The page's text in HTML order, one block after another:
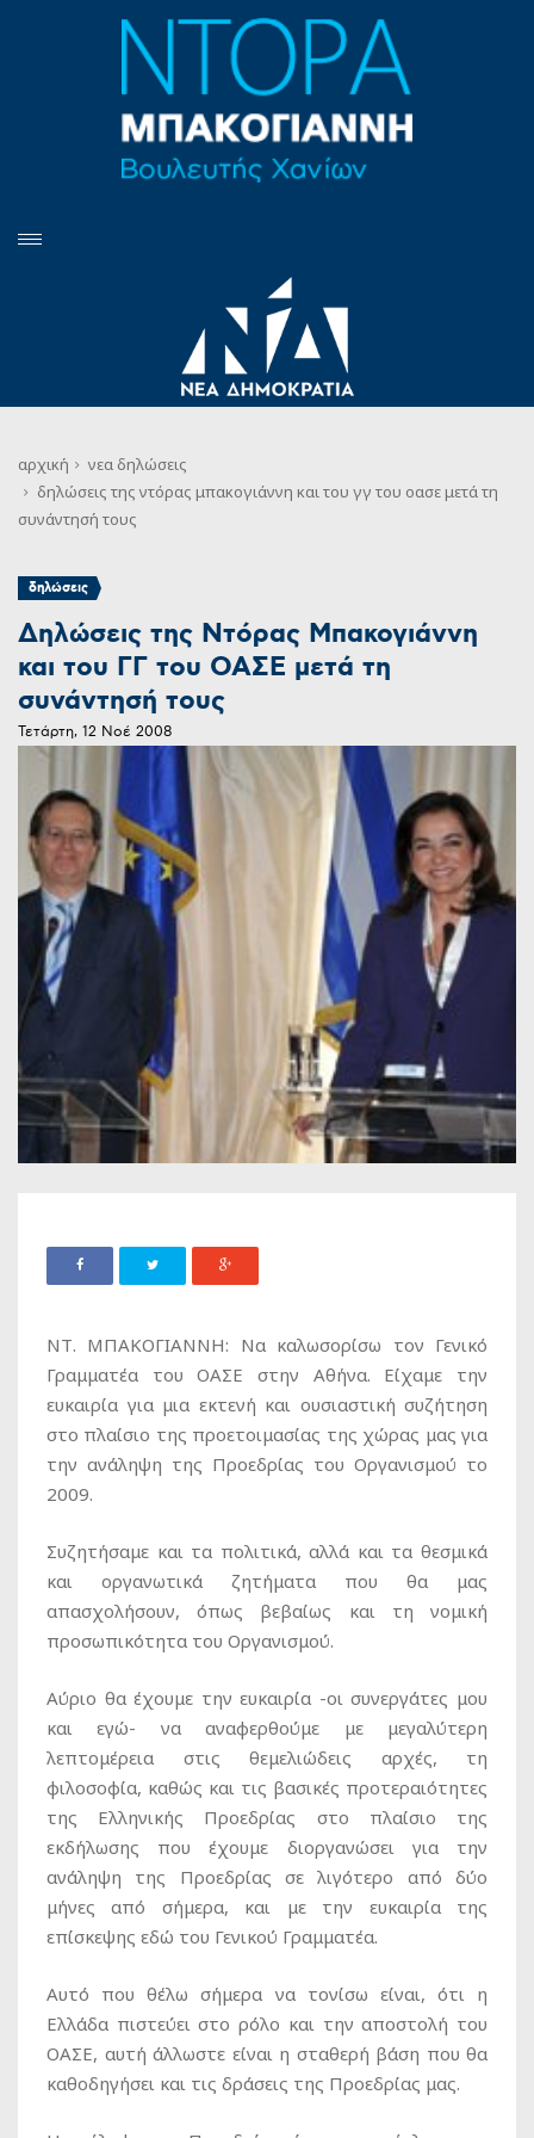
αρχική νεα δηλώσεις
δηλώσεις της ντόρας μπακογιάννη και του γγ του οασε μετά τη
συνάντησή τους
δηλώσεις
Δηλώσεις της Ντόρας Μπακογιάννη
και του ΓΓ του ΟΑΣΕ μετά τη
συνάντησή τους
Τετάρτη, 12 Νοέ 2008
ΝΤ. ΜΠΑΚΟΓΙΑΝΝΗ: Να καλωσορίσω τον Γενικό
Γραμματέα του ΟΑΣΕ στην Αθήνα. Είχαμε την
ευκαιρία για μια εκτενή και ουσιαστική συζήτηση
στο πλαίσιο της προετοιμασίας της χώρας μας για
την ανάληψη της Προεδρίας του Οργανισμού το
2009.
Συζητήσαμε και τα πολιτικά, αλλά και τα θεσμικά
και οργανωτικά ζητήματα που θα μας
απασχολήσουν, όπως βεβαίως και τη νομική
προσωπικότητα του Οργανισμού.
Αύριο θα έχουμε την ευκαιρία -οι συνεργάτες μου
και εγώ- να αναφερθούμε με μεγαλύτερη
λεπτομέρεια στις θεμελιώδεις αρχές, τη
φιλοσοφία, καθώς και τις βασικές προτεραιότητες
της Ελληνικής Προεδρίας στο πλαίσιο της
εκδήλωσης που έχουμε διοργανώσει για την
ανάληψη της Προεδρίας σε λιγότερο από δύο
μήνες από σήμερα, και με την ευκαιρία της
επίσκεψης εδώ του Γενικού Γραμματέα.
Αυτό που θέλω σήμερα να τονίσω είναι, ότι η
Ελλάδα πιστεύει στο ρόλο και την αποστολή του
ΟΑΣΕ, αυτή άλλωστε είναι η σταθερή βάση που θα
καθοδηγήσει και τις δράσεις της Προεδρίας μας.